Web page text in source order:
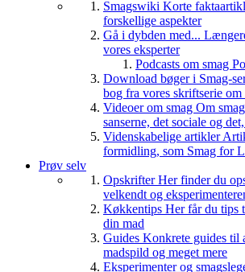
Smagswiki Korte
forskellige aspekter
Gå i dybden med...
vores eksperter
Podcasts om smag
Download bøger i Smag-
bog fra vores skriftserie om
Videoer om smag Om
sanserne, det sociale og
Videnskabelige artikler
formidling, som Smag for
Prøv selv
OpskrifterHer finder du
velkendt og
Køkkentips Her får du tips
din mad
Guides Konkrete guides til
madspild og meget mere
Eksperimenter og